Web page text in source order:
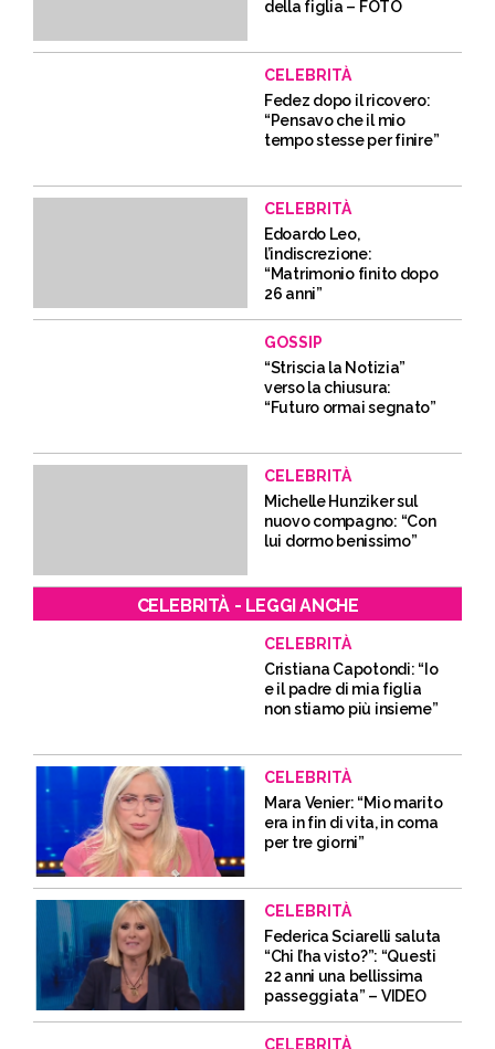
della figlia – FOTO
CELEBRITÀ
Fedez dopo il ricovero:
“Pensavo che il mio
tempo stesse per finire”
CELEBRITÀ
Edoardo Leo,
l’indiscrezione:
“Matrimonio finito dopo
26 anni”
GOSSIP
“Striscia la Notizia”
verso la chiusura:
“Futuro ormai segnato”
CELEBRITÀ
Michelle Hunziker sul
nuovo compagno: “Con
lui dormo benissimo”
CELEBRITÀ - LEGGI ANCHE
CELEBRITÀ
Cristiana Capotondi: “Io
e il padre di mia figlia
non stiamo più insieme”
CELEBRITÀ
Mara Venier: “Mio marito
era in fin di vita, in coma
per tre giorni”
CELEBRITÀ
Federica Sciarelli saluta
“Chi l’ha visto?”: “Questi
22 anni una bellissima
passeggiata” – VIDEO
CELEBRITÀ